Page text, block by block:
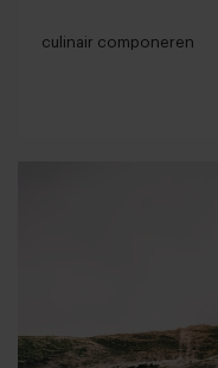
culinair componeren